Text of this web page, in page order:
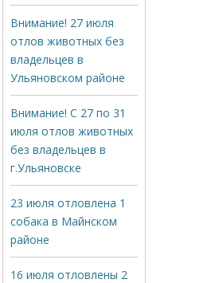
Внимание! 27 июля
отлов животных без
владельцев в
Ульяновском районе
Внимание! С 27 по 31
июля отлов животных
без владельцев в
г.Ульяновске
23 июля отловлена 1
собака в Майнском
районе
16 июля отловлены 2